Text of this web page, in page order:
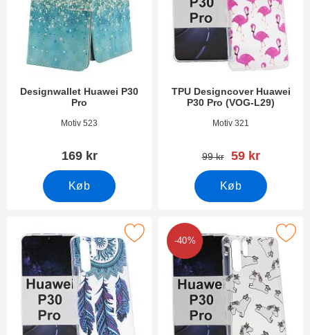
Designwallet Huawei P30
Pro
Varenr 30794Motiv 523
169 kr
Køb
TPU Designcover Huawei
P30 Pro (VOG-L29)
Varenr 31253Motiv 321
pris
99 kr pris
59 kr
Køb
tPU Designcover Huawei P30 Pro (VOG-L29) som favorit
-40%
Marker tPU Designcover Huawei